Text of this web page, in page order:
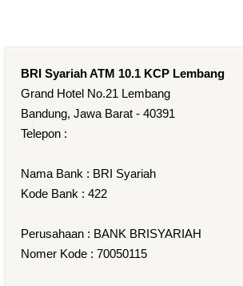
BRI Syariah ATM 10.1 KCP Lembang
Grand Hotel No.21 Lembang
Bandung, Jawa Barat - 40391
Telepon :
Nama Bank : BRI Syariah
Kode Bank : 422
Perusahaan : BANK BRISYARIAH
Nomer Kode : 70050115